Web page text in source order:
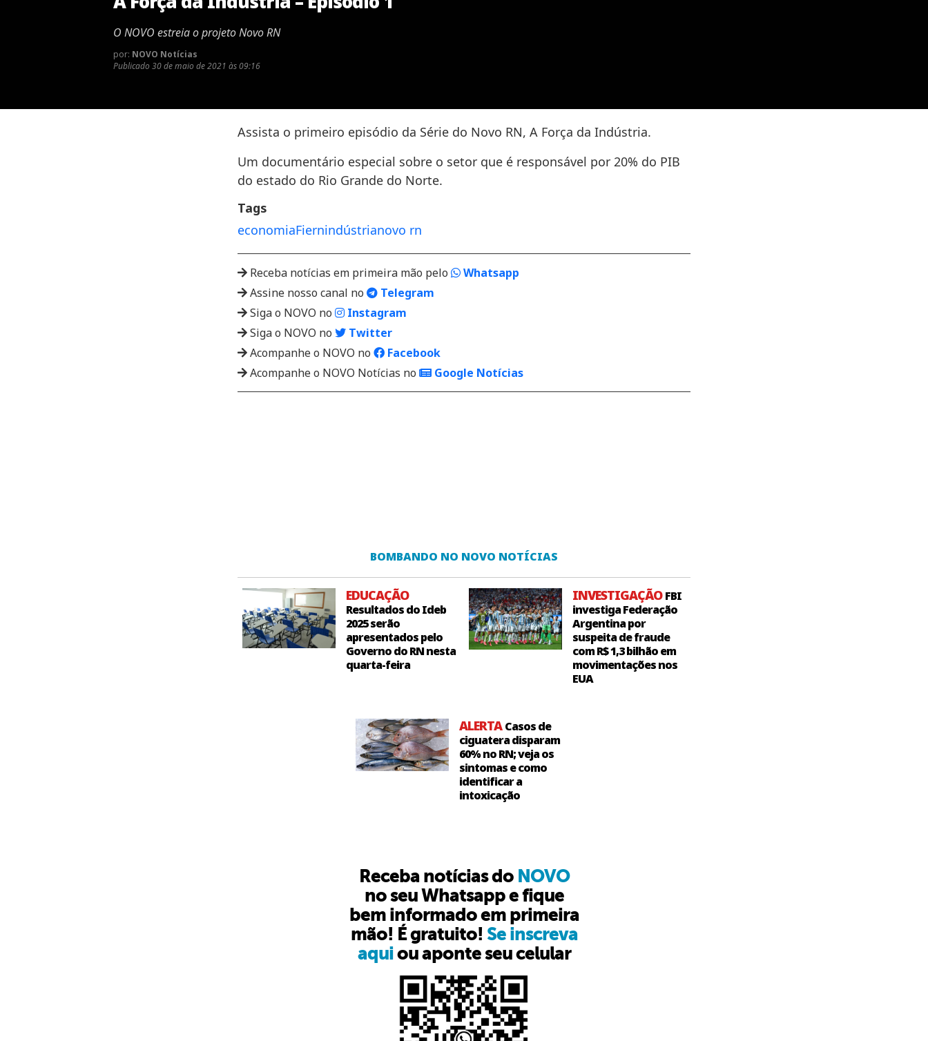
O NOVO estreia o projeto Novo RN
por: NOVO Notícias
Publicado 30 de maio de 2021 às 09:16
Assista o primeiro episódio da Série do Novo RN, A Força da Indústria.
Um documentário especial sobre o setor que é responsável por 20% do PIB
do estado do Rio Grande do Norte.
Tags
economiaFiernindústrianovo rn
Receba notícias em primeira mão pelo
Whatsapp
Assine nosso canal no
Telegram
Siga o NOVO no
Instagram
Siga o NOVO no
Twitter
Acompanhe o NOVO no
Facebook
Acompanhe o NOVO Notícias no
Google Notícias
BOMBANDO NO NOVO NOTÍCIAS
EDUCAÇÃO
Resultados do Ideb
2025 serão
apresentados pelo
Governo do RN nesta
quarta-feira
INVESTIGAÇÃOFBI
investiga Federação
Argentina por
suspeita de fraude
com R$ 1,3 bilhão em
movimentações nos
EUA
ALERTACasos de
ciguatera disparam
60% no RN; veja os
sintomas e como
identificar a
intoxicação
Receba notícias do NOVO
no seu Whatsapp e fique
bem informado em primeira
mão! É gratuito! Se inscreva
aquiou aponte seu celular